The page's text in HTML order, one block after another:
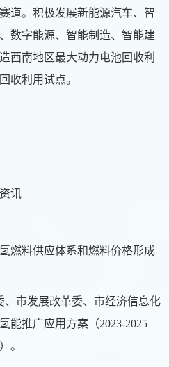
道。积极发展新能源汽车、智
数字能源、智能制造、智能建
西南地区最大动力电池回收利
收利用试点。
讯
燃料供应体系和燃料价格形成
、市发展改革委、市经济信息化
能推广应用方案（2023-2025
。